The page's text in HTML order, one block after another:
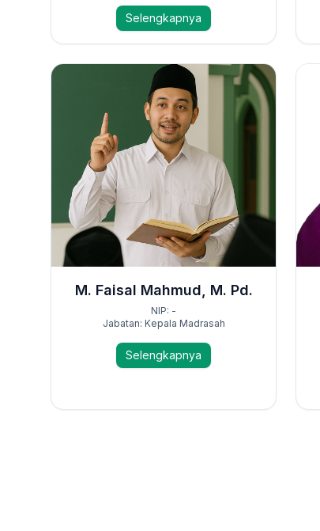
Selengkapnya
M. Faisal Mahmud, M. Pd.
NIP: -
Jabatan: Kepala Madrasah
Selengkapnya